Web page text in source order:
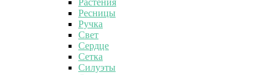
Растения
Ресницы
Ручка
Свет
Сердце
Сетка
Силуэты